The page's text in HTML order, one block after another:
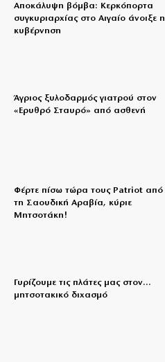
Αποκάλυψη βόμβα: Κερκόπορτα
συγκυριαρχίας στο Αιγαίο άνοιξε η
κυβέρνηση
Άγριος ξυλοδαρμός γιατρού στον
«Ερυθρό Σταυρό» από ασθενή
Φέρτε πίσω τώρα τους Patriot από
τη Σαουδική Αραβία, κύριε
Μητσοτάκη!
Γυρίζουμε τις πλάτες μας στον…
μητσοτακικό διχασμό